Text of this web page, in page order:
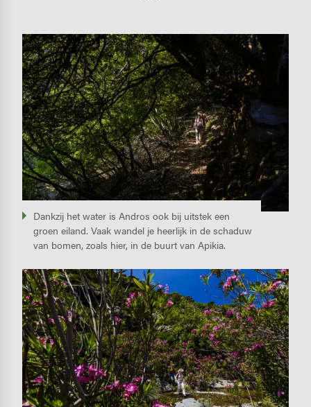
Image
Dankzij het water is Andros ook bij uitstek een
groen eiland. Vaak wandel je heerlijk in de schaduw
van bomen, zoals hier, in de buurt van Apikia.
Image